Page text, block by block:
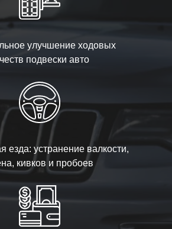
улучшение ходовых
подвески авто
езда: устранение валкости,
кивков и пробоев